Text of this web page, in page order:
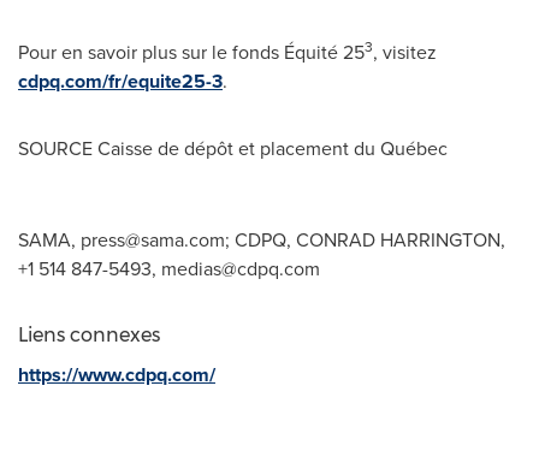
Pour en savoir plus sur le fonds Équité 253, visitez
cdpq.com/fr/equite25-3.
SOURCE Caisse de dépôt et placement du Québec
SAMA, press@sama.com; CDPQ, CONRAD HARRINGTON,
+1 514 847-5493, medias@cdpq.com
Liens connexes
https://www.cdpq.com/